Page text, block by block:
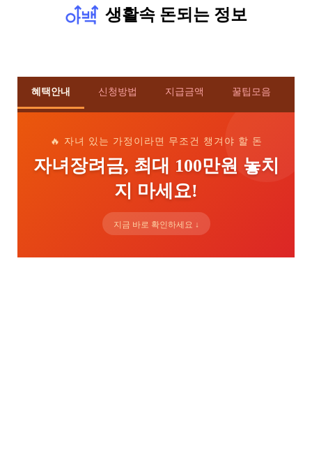
생활속 돈되는 정보
혜택안내 신청방법 지급금액 꿀팁모음
🔥 자녀 있는 가정이라면 무조건 챙겨야 할 돈
자녀장려금, 최대 100만원 놓치
지 마세요!
지금 바로 확인하세요 ↓